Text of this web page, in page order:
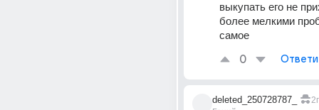
выкупать его не
более мелкими
самое
0
deleted_250728787_ 2г